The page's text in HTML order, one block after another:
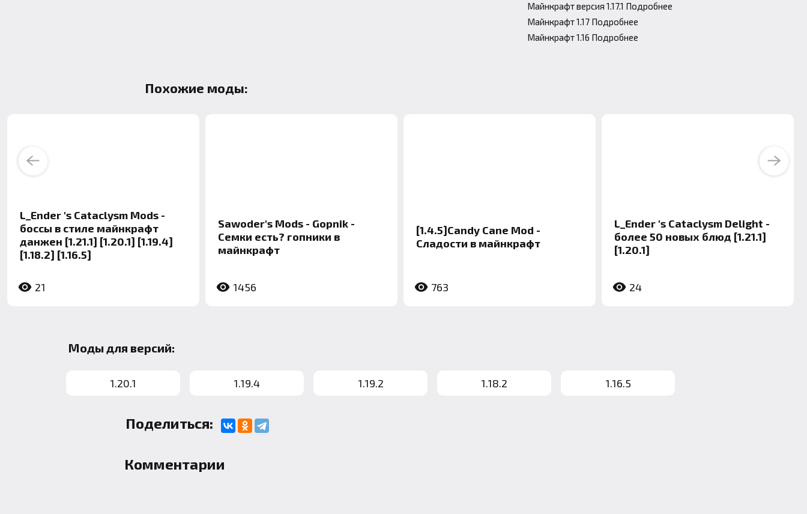
Майнкрафт версия 1.17.1 Подробнее
Майнкрафт 1.17 Подробнее
Майнкрафт 1.16 Подробнее
Похожие моды:
L_Ender 's Cataclysm Mods -
боссы в стиле майнкрафт
данжен [1.21.1] [1.20.1] [1.19.4]
[1.18.2] [1.16.5]
21
Sawoder's Mods - Gopnik -
Семки есть? гопники в
майнкрафт
1456
[1.4.5]Candy Cane Mod -
Сладости в майнкрафт
763
L_Ender 's Cataclysm Delight -
более 50 новых блюд [1.21.1]
[1.20.1]
24
Previous Next
Моды для версий:
1.20.1 1.19.4 1.19.2 1.18.2 1.16.5
Поделиться:
Комментарии